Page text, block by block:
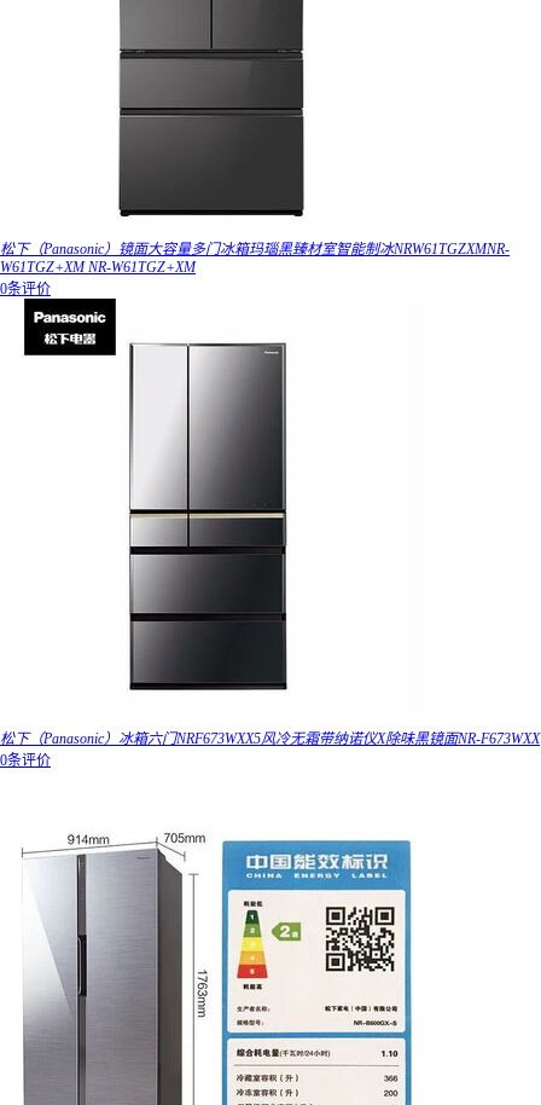
松下（Panasonic）镜面大容量多门冰箱玛瑙黑臻材室智能制冰NRW61TGZXMNR-
W61TGZ+XM NR-W61TGZ+XM
0条评价
松下（Panasonic）冰箱六门NRF673WXX5风冷无霜带纳诺仪X除味黑镜面NR-F673WXX
0条评价